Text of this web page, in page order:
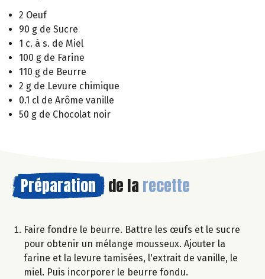
2 Oeuf
90 g de Sucre
1 c. à s. de Miel
100 g de Farine
110 g de Beurre
2 g de Levure chimique
0.1 cl de Arôme vanille
50 g de Chocolat noir
Préparation de la recette
Faire fondre le beurre. Battre les œufs et le sucre
pour obtenir un mélange mousseux. Ajouter la
farine et la levure tamisées, l'extrait de vanille, le
miel. Puis incorporer le beurre fondu.